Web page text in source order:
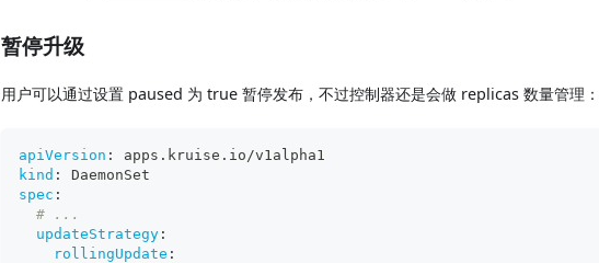
暂停升级
用户可以通过设置 paused 为 true 暂停发布，不过控制器还是会做 replicas 数量管理：
apiVersion :
apps.kruise.io/v1alpha1
kind :
DaemonSet
spec :
# ...
updateStrategy :
rollingUpdate :